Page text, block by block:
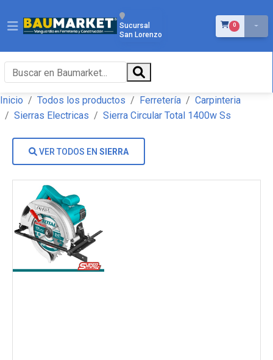
Sucursal
San Lorenzo
0ÍTEMS EN EL
Inicio Todos los productos Ferretería
Carpinteria
Sierras Electricas
Sierra Circular Total 1400w Ss
VER TODOS EN SIERRA